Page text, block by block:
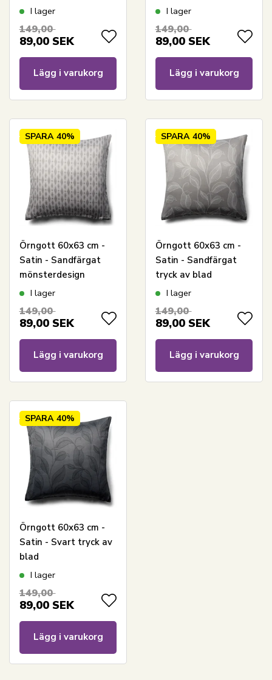
I lager
149,00
89,00 SEK
Lägg i varukorg
I lager
149,00
89,00 SEK
Lägg i varukorg
SPARA 40%
Örngott 60x63 cm -
Satin - Sandfärgat
mönsterdesign
I lager
149,00
89,00 SEK
Lägg i varukorg
SPARA 40%
Örngott 60x63 cm -
Satin - Sandfärgat
tryck av blad
I lager
149,00
89,00 SEK
Lägg i varukorg
SPARA 40%
Örngott 60x63 cm -
Satin - Svart tryck av
blad
I lager
149,00
89,00 SEK
Lägg i varukorg